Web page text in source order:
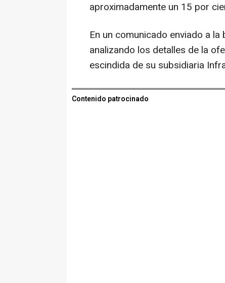
aproximadamente un 15 por
En un comunicado enviado a
analizando los detalles de la
escindida de su subsidiaria
Contenido patrocinado